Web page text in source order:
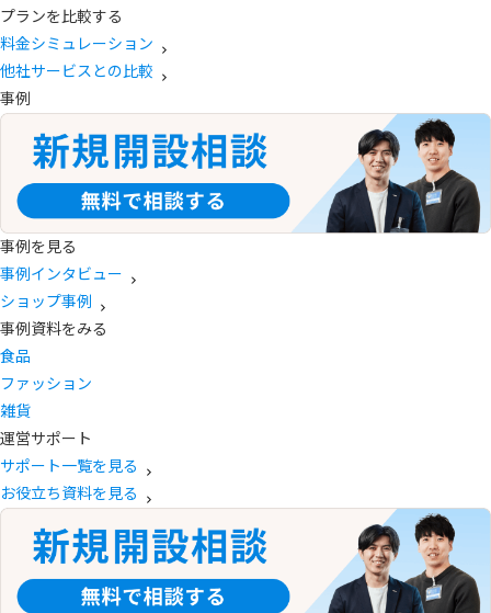
プランを比較する
料金シミュレーション
他社サービスとの比較
事例
事例を見る
事例インタビュー
ショップ事例
事例資料をみる
食品
ファッション
雑貨
運営サポート
サポート一覧を見る
お役立ち資料を見る